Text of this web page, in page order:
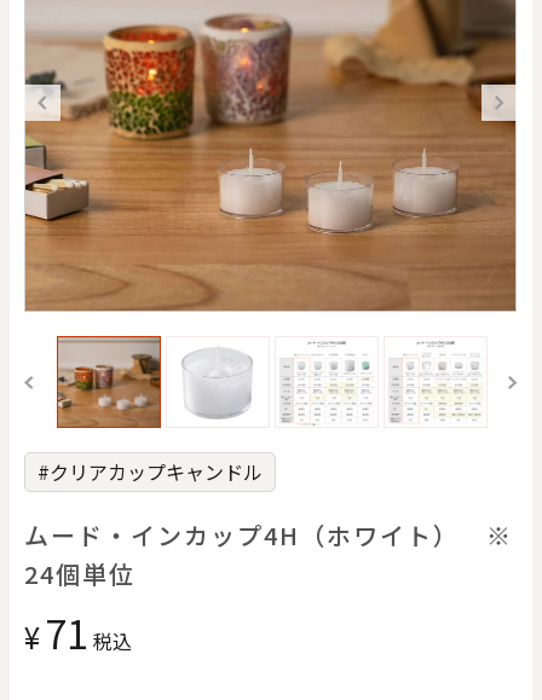
すべてのアイテム
カテゴリから探す
#タグから探す
価格で探す
20000
円 円
クリア OK
色で探す
#クリアカップキャンドル
ムード・インカップ4H（ホワイト） ※
24個単位
¥71 税込